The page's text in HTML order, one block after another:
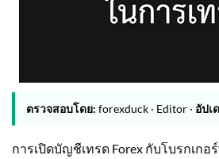
ตรวจสอบโดย: forexduck · Editor · อัปเ
การเปิดบัญชีเทรด Forex กับโบรกเกอ